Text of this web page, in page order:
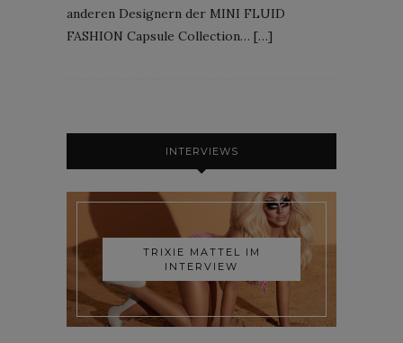
anderen Designern der MINI FLUID
FASHION Capsule Collection… […]
INTERVIEWS
TRIXIE MATTEL IM
INTERVIEW